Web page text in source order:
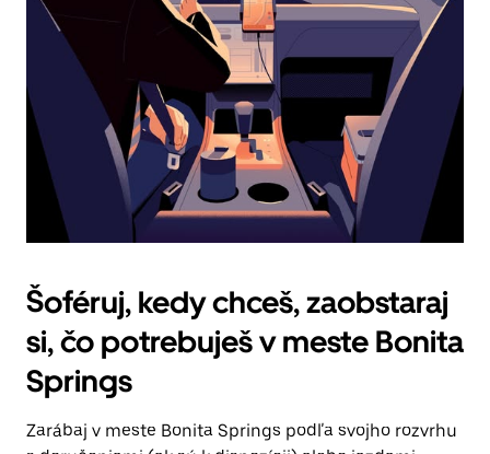
Šoféruj, kedy chceš, zaobstaraj
si, čo potrebuješ v meste Bonita
Springs
Zarábaj v meste Bonita Springs podľa svojho rozvrhu